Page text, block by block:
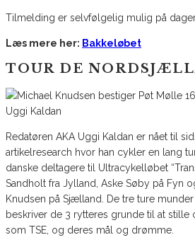
Tilmelding er selvfølgelig mulig på
Læs mere her: Bakkeløbet
TOUR DE
Redatøren AKA Uggi Kaldan er nået til
artikelresearch hvor han cykler en lang
danske deltagere til Ultracykelløbet
Sandholt fra Jylland, Aske Søby på Fyn
Knudsen på Sjælland. De tre ture
beskriver de 3 rytteres grunde til at stille
som TSE, og deres mål og drømme.